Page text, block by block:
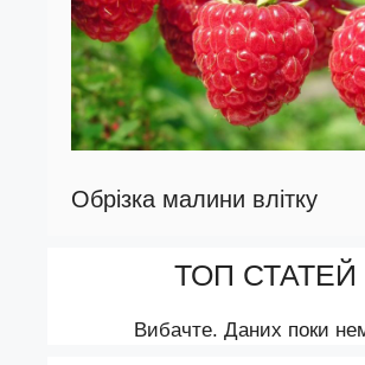
Обрізка малини влітку
ТОП СТАТЕЙ
Вибачте. Даних поки